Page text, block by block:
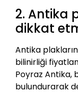
2. Antika
dikkat
Antika
bilinirliği
Poyraz Antika,
bulundurarak